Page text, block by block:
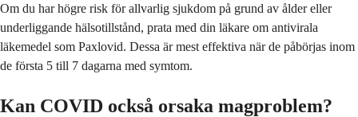
Om du har högre risk för allvarlig sjukdom på grund av ålder eller
underliggande hälsotillstånd, prata med din läkare om antivirala
läkemedel som Paxlovid. Dessa är mest effektiva när de påbörjas inom
de första 5 till 7 dagarna med symtom.
Kan COVID också orsaka magproblem?